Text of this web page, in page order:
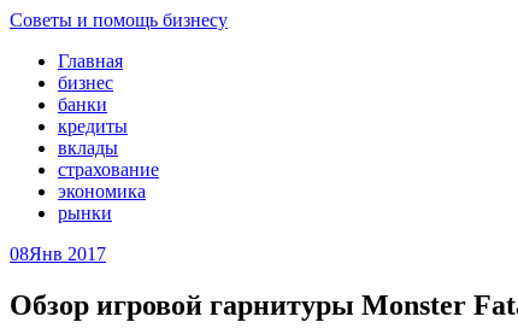
Советы и помощь бизнесу
Главная
бизнес
банки
кредиты
вклады
страхование
экономика
рынки
08Янв 2017
Обзор игровой гарнитуры Monster